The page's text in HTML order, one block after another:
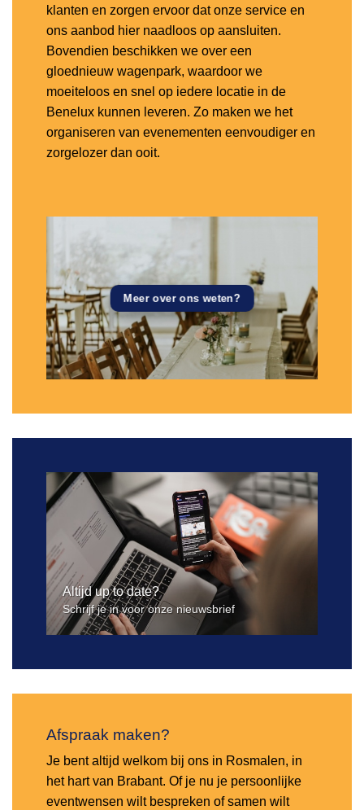
klanten en zorgen ervoor dat onze service en
ons aanbod hier naadloos op aansluiten.
Bovendien beschikken we over een
gloednieuw wagenpark, waardoor we
moeiteloos en snel op iedere locatie in de
Benelux kunnen leveren. Zo maken we het
organiseren van evenementen eenvoudiger en
zorgelozer dan ooit.
Meer over ons weten?
Altijd up to date?
Schrijf je in voor onze nieuwsbrief
Afspraak maken?
Je bent altijd welkom bij ons in Rosmalen, in
het hart van Brabant. Of je nu je persoonlijke
eventwensen wilt bespreken of samen wilt